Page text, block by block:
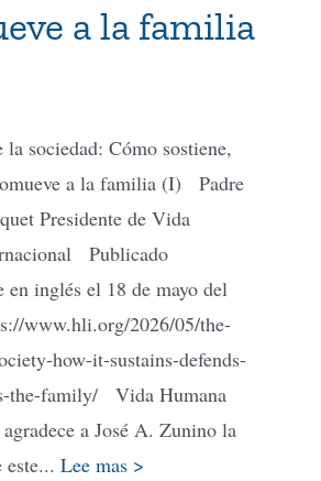
a la familia
sociedad: Cómo sostiene,
a la familia (I) Padre
Presidente de Vida
Publicado
en inglés el 18 de mayo del
www.hli.org/2026/05/the-
how-it-sustains-defends-
the-family/ Vida Humana
a José A. Zunino la
Lee mas >